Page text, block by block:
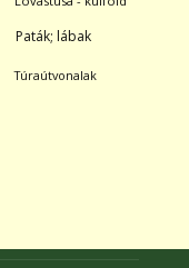
Paták; lábak
Túraútvonalak